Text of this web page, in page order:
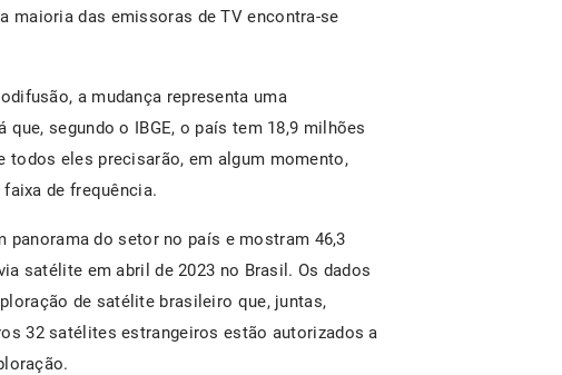
maioria das emissoras de TV encontra-se
a mudança representa uma
segundo o IBGE, o país tem 18,9 milhões
eles precisarão, em algum momento,
de frequência.
panorama do setor no país e mostram 46,3
satélite em abril de 2023 no Brasil. Os dados
de satélite brasileiro que, juntas,
32 satélites estrangeiros estão autorizados a